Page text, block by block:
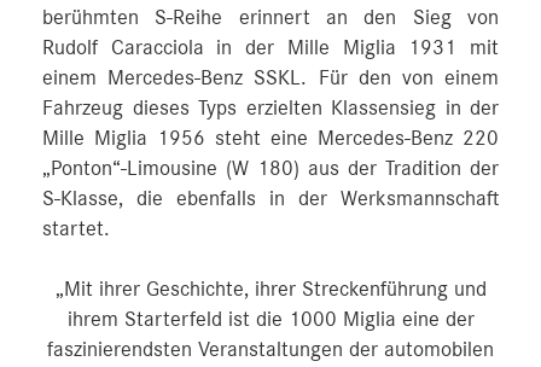
berühmten S-Reihe erinnert an den Sieg von
Rudolf Caracciola in der Mille Miglia 1931 mit
einem Mercedes-Benz SSKL. Für den von einem
Fahrzeug dieses Typs erzielten Klassensieg in der
Mille Miglia 1956 steht eine Mercedes-Benz 220
„Ponton“-Limousine (W 180) aus der Tradition der
S-Klasse, die ebenfalls in der Werksmannschaft
startet.
„Mit ihrer Geschichte, ihrer Streckenführung und
ihrem Starterfeld ist die 1000 Miglia eine der
faszinierendsten Veranstaltungen der automobilen